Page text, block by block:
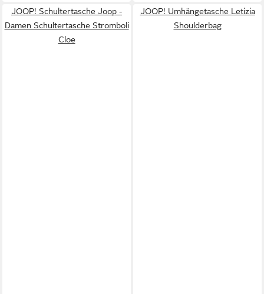
JOOP! Schultertasche Joop -
Damen Schultertasche Stromboli
Cloe
JOOP! Umhängetasche Letizia
Shoulderbag